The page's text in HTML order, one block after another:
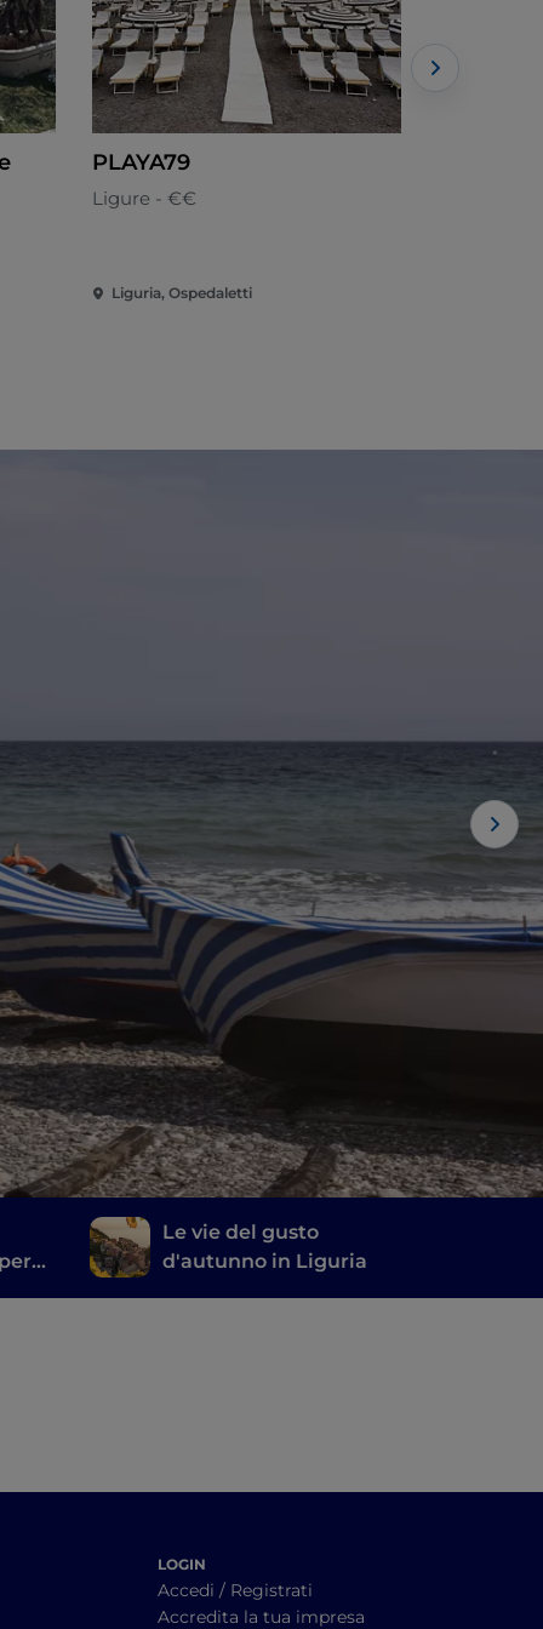
PLAYA79
Ligure - €€
Liguria, Ospedaletti
Le vie del gusto
d'autunno in Liguria
LOGIN
Accedi / Registrati
Accredita la tua impresa